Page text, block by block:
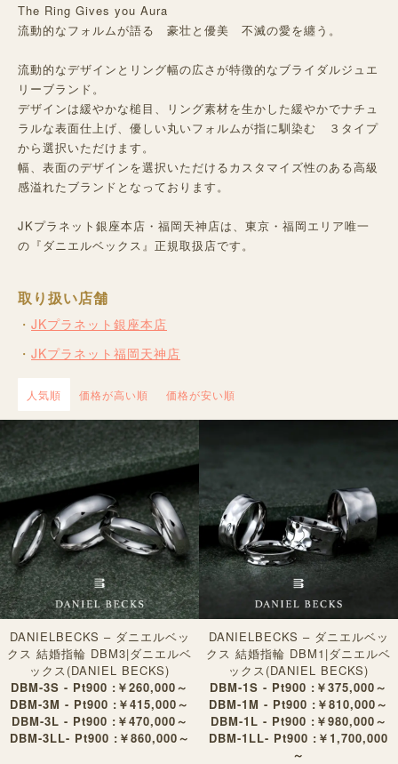
The Ring Gives you Aura
流動的なフォルムが語る 豪壮と優美 不滅の愛を纏う。
流動的なデザインとリング幅の広さが特徴的なブライダルジュエ
リーブランド。
デザインは緩やかな槌目、リング素材を生かした緩やかでナチュ
ラルな表面仕上げ、優しい丸いフォルムが指に馴染む ３タイプ
から選択いただけます。
幅、表面のデザインを選択いただけるカスタマイズ性のある高級
感溢れたブランドとなっております。
JKプラネット銀座本店・福岡天神店は、東京・福岡エリア唯一
の『ダニエルベックス』正規取扱店です。
取り扱い店舗
JKプラネット銀座本店
JKプラネット福岡天神店
人気順 価格が高い順 価格が安い順
DANIELBECKS – ダニエルベッ
クス 結婚指輪 DBM3|ダニエルベ
ックス(DANIEL BECKS)
DBM-3S - Pt900 :￥260,000～
DBM-3M - Pt900 :￥415,000～
DBM-3L - Pt900 :￥470,000～
DBM-3LL- Pt900 :￥860,000～
DANIELBECKS – ダニエルベッ
クス 結婚指輪 DBM1|ダニエルベ
ックス(DANIEL BECKS)
DBM-1S - Pt900 :￥375,000～
DBM-1M - Pt900 :￥810,000～
DBM-1L - Pt900 :￥980,000～
DBM-1LL- Pt900 :￥1,700,000
～